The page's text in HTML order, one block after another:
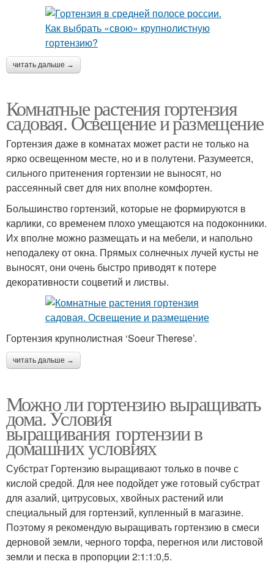
читать дальше →
Комнатные растения гортензия
садовая. Освещение и размещение
Гортензия даже в комнатах может расти не только на
ярко освещенном месте, но и в полутени. Разумеется,
сильного притенения гортензии не выносят, но
рассеянный свет для них вполне комфортен.
Большинство гортензий, которые не формируются в
карлики, со временем плохо умещаются на подоконники.
Их вполне можно размещать и на мебели, и напольно
неподалеку от окна. Прямых солнечных лучей кусты не
выносят, они очень быстро приводят к потере
декоративности соцветий и листвы.
Гортензия крупнолистная ‘Soeur Therese’.
читать дальше →
Можно ли гортензию выращивать
дома. Условия
выращивания гортензии в
домашних условиях
Субстрат Гортензию выращивают только в почве с
кислой средой. Для нее подойдет уже готовый субстрат
для азалий, цитрусовых, хвойных растений или
специальный для гортензий, купленный в магазине.
Поэтому я рекомендую выращивать гортензию в смеси
дерновой земли, черного торфа, перегноя или листовой
земли и песка в пропорции 2:1:1:0,5.